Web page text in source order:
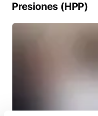
Presiones (HPP)